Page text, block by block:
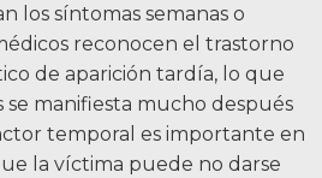
los síntomas semanas o
reconocen el trastorno
de aparición tardía, lo que
se manifiesta mucho después
temporal es importante en
la víctima puede no darse